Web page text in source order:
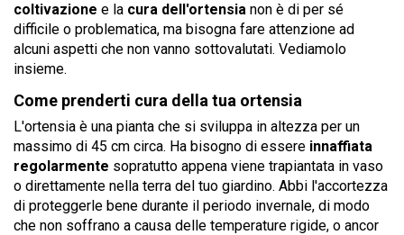
coltivazione e la cura dell'ortensia non è di per sé
difficile o problematica, ma bisogna fare attenzione ad
alcuni aspetti che non vanno sottovalutati. Vediamolo
insieme.
Come prenderti cura della tua ortensia
L'ortensia è una pianta che si sviluppa in altezza per un
massimo di 45 cm circa. Ha bisogno di essere innaffiata
regolarmente sopratutto appena viene trapiantata in vaso
o direttamente nella terra del tuo giardino. Abbi l'accortezza
di proteggerle bene durante il periodo invernale, di modo
che non soffrano a causa delle temperature rigide, o ancor